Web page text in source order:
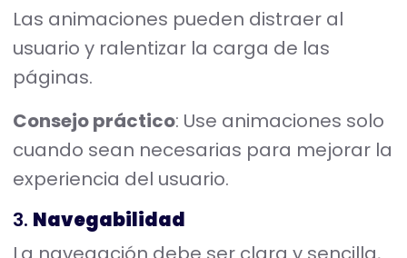
Las animaciones pueden distraer al
usuario y ralentizar la carga de las
páginas.
Consejo práctico: Use animaciones solo
cuando sean necesarias para mejorar la
experiencia del usuario.
3. Navegabilidad